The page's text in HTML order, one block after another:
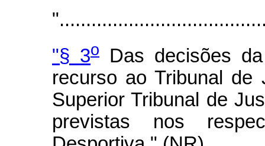
"§ 3o
Das decisões
recurso ao Tribunal de
Superior Tribunal de
previstas nos